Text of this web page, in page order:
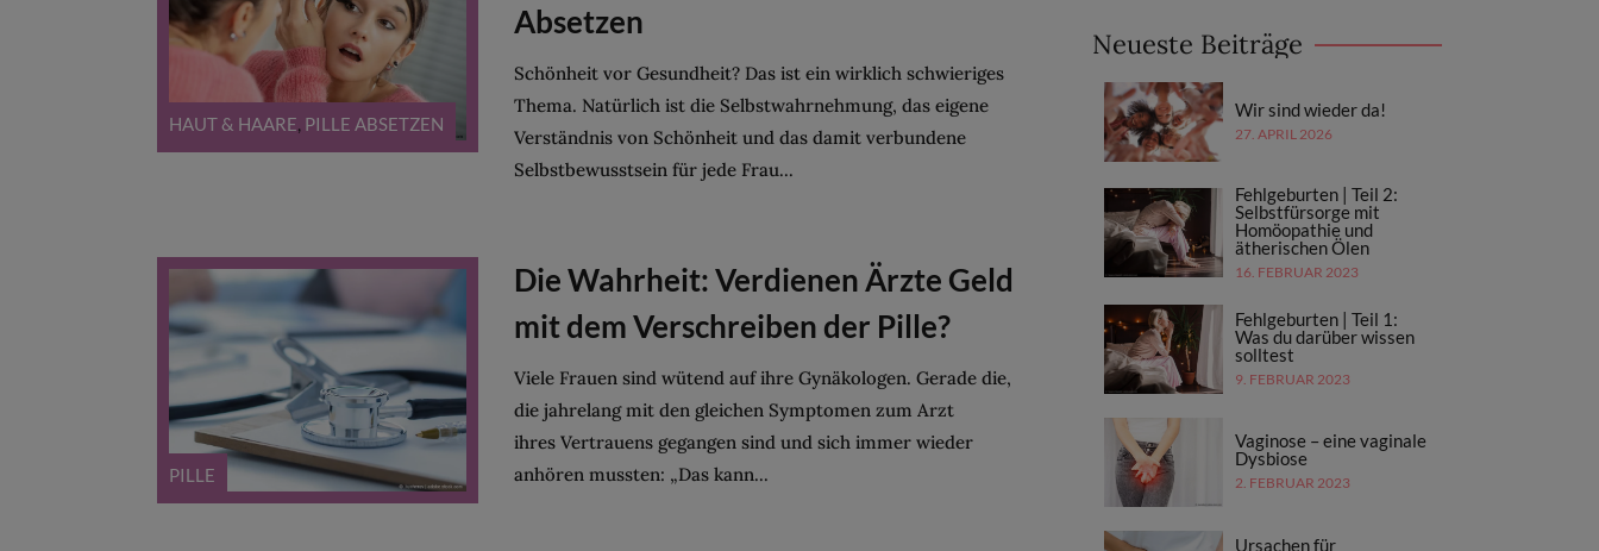
HAUT & HAARE, PILLE ABSETZEN
Absetzen
Schönheit vor Gesundheit? Das ist ein wirklich schwieriges
Thema. Natürlich ist die Selbstwahrnehmung, das eigene
Verständnis von Schönheit und das damit verbundene
Selbstbewusstsein für jede Frau...
PILLE
Die Wahrheit: Verdienen Ärzte Geld
mit dem Verschreiben der Pille?
Viele Frauen sind wütend auf ihre Gynäkologen. Gerade die,
die jahrelang mit den gleichen Symptomen zum Arzt
ihres Vertrauens gegangen sind und sich immer wieder
anhören mussten: „Das kann...
Neueste Beiträge
Wir sind wieder da!
27. APRIL 2026
Fehlgeburten | Teil 2:
Selbstfürsorge mit
Homöopathie und
ätherischen Ölen
16. FEBRUAR 2023
Fehlgeburten | Teil 1:
Was du darüber wissen
solltest
9. FEBRUAR 2023
Vaginose – eine vaginale
Dysbiose
2. FEBRUAR 2023
Ursachen für